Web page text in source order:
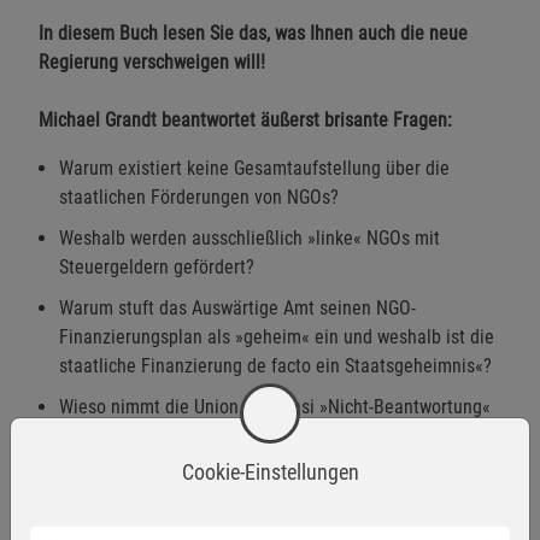
In diesem Buch lesen Sie das, was Ihnen auch die neue
Regierung verschweigen will!
Michael Grandt beantwortet äußerst brisante Fragen:
Warum existiert keine Gesamtaufstellung über die
staatlichen Förderungen von NGOs?
Weshalb werden ausschließlich »linke« NGOs mit
Steuergeldern gefördert?
Warum stuft das Auswärtige Amt seinen NGO-
Finanzierungsplan als »geheim« ein und weshalb ist die
staatliche Finanzierung de facto ein Staatsgeheimnis«?
Wieso nimmt die Union die quasi »Nicht-Beantwortung«
ihrer 551 Fragen klaglos hin?
Warum trafen sich Staatssekretäre, Staatsminister und
Cookie-Einstellungen